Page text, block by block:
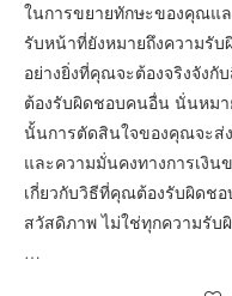
ในการขยายทักษะของคุณแล
รับหน้าที่ยังหมายถึงความรั
อย่างยิ่งที่คุณจะต้องจริงจังกั
ต้องรับผิดชอบคนอื่น นั่นหม
นั้นการตัดสินใจของคุณจะส่
และความมั่นคงทางการเงิน
เกี่ยวกับวิธีที่คุณต้องรับผิดช
สวัสดิภาพ ไม่ใช่ทุกความรับ
…